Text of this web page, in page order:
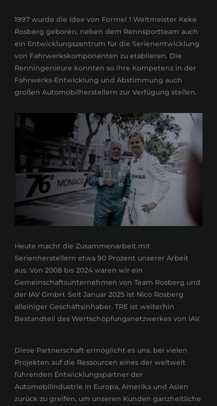
1997 wurde die Idee von Formel 1 Weltmeister Keke
Rosberg geboren, neben dem Rennsportteam auch
ein Entwicklungszentrum für die Serienentwicklung
von Fahrwerkskomponenten zu etablieren. Die
Renningenieure konnten so ihre Kompetenz in der
Fahrwerks-Entwicklung und Abstimmung auch
großen Automobilherstellern zur Verfügung stellen.
Heute macht die Zusammenarbeit mit
Serienherstellern etwa 90 Prozent unserer Arbeit
aus. Von 2008 bis 2024 waren wir ein
Gemeinschaftsunternehmen von Team Rosberg und
der IAV GmbH. Seit Januar 2025 ist Nico Rosberg
alleiniger Geschäftsinhaber. TRE ist weiterhin
Bestandteil des Wertschöpfungsnetzwerkes von IAV.
Diese Partnerschaft ermöglicht es uns, bei vielen
Projekten auf die Ressourcen eines der weltweit
führenden Entwicklungspartner der
Automobilindustrie in Europa, Amerika und Asien
zurück zu greifen, um unseren Kunden ganzheitliche